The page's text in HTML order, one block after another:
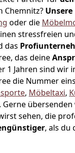
Chemnitz?
oder die
stressfreien
das
das deine
1 Jahren sind wir
die Nummer
, Möbeltaxi,
. Gerne
sehen, die
, als du